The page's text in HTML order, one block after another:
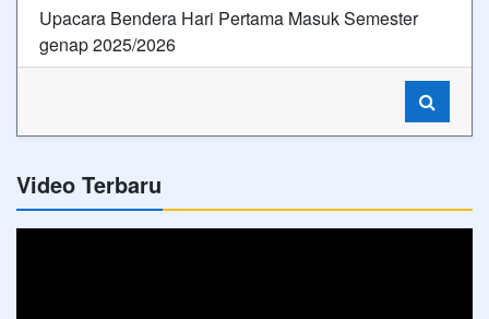
Upacara Bendera Hari Pertama Masuk Semester
genap 2025/2026
Video Terbaru